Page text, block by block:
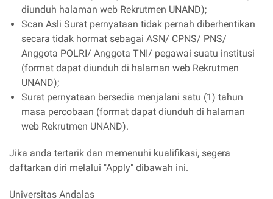
diunduh halaman web Rekrutmen UNAND);
Scan Asli Surat pernyataan tidak pernah diberhentikan
secara tidak hormat sebagai ASN/ CPNS/ PNS/
Anggota POLRI/ Anggota TNI/ pegawai suatu institusi
(format dapat diunduh di halaman web Rekrutmen
UNAND);
Surat pernyataan bersedia menjalani satu (1) tahun
masa percobaan (format dapat diunduh di halaman
web Rekrutmen UNAND).
Jika anda tertarik dan memenuhi kualifikasi, segera
daftarkan diri melalui "Apply" dibawah ini.
Universitas Andalas